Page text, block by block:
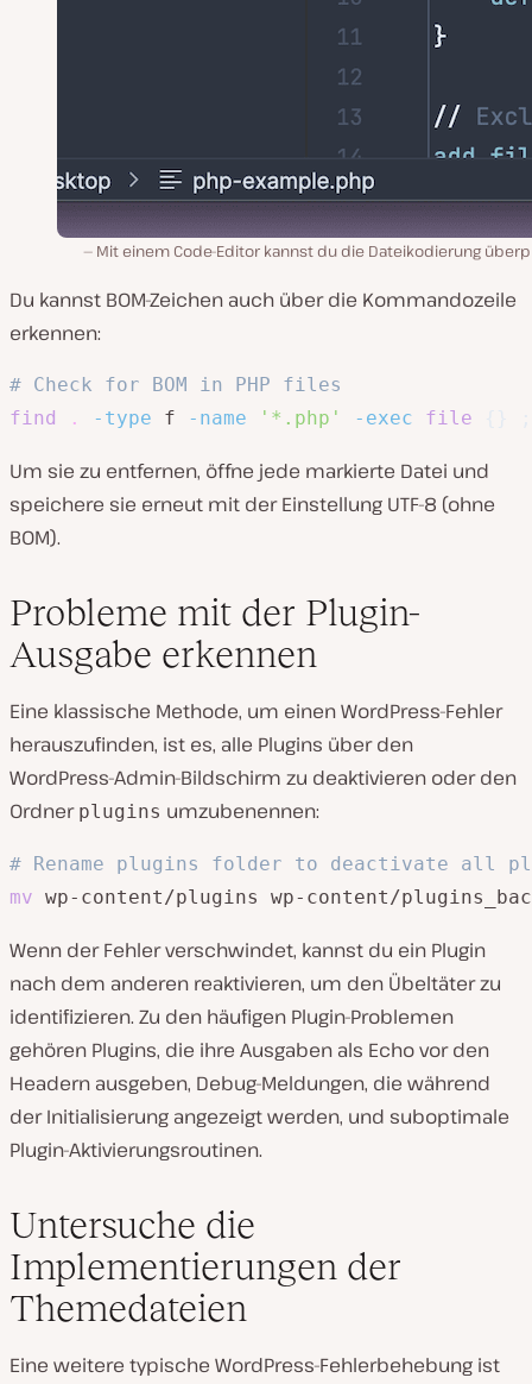
Mit einem Code-Editor kannst du die Dateikodierung
Du kannst BOM-Zeichen auch über die Kommandozeile
erkennen:
# Check for BOM in PHP files
find
. -type f -name '*.php' -exec file
Um sie zu entfernen, öffne jede markierte Datei und
speichere sie erneut mit der Einstellung UTF-8 (ohne
BOM).
Probleme mit der Plugin-
Ausgabe erkennen
Eine klassische Methode, um einen WordPress-Fehler
herauszufinden, ist es, alle Plugins über den
WordPress-Admin-Bildschirm zu deaktivieren oder den
Ordner plugins umzubenennen:
# Rename plugins folder to deactivate all
mv wp-content/plugins wp-content/
Wenn der Fehler verschwindet, kannst du ein Plugin
nach dem anderen reaktivieren, um den Übeltäter zu
identifizieren. Zu den häufigen Plugin-Problemen
gehören Plugins, die ihre Ausgaben als Echo vor den
Headern ausgeben, Debug-Meldungen, die während
der Initialisierung angezeigt werden, und suboptimale
Plugin-Aktivierungsroutinen.
Untersuche die
Implementierungen der
Themedateien
Eine weitere typische WordPress-Fehlerbehebung ist